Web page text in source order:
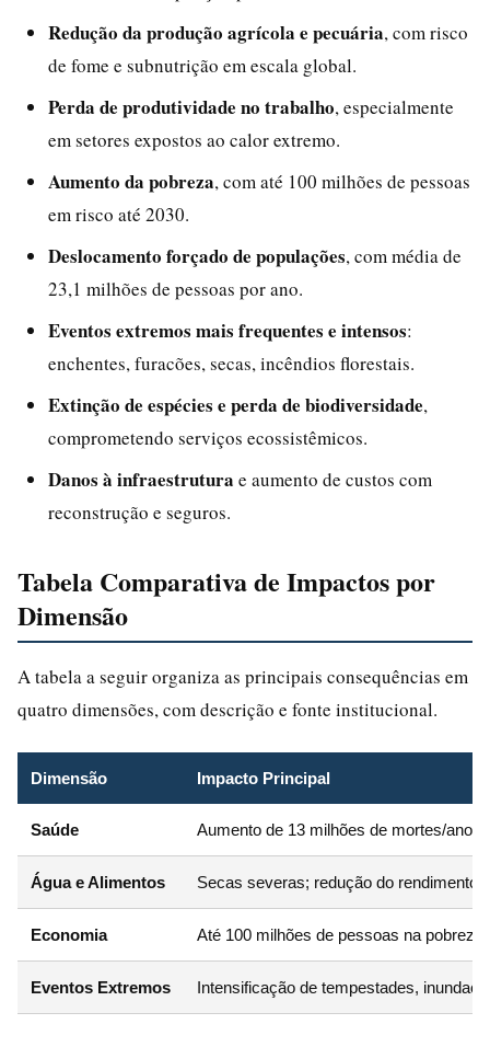
Redução da produção agrícola e pecuária, com risco
de fome e subnutrição em escala global.
Perda de produtividade no trabalho, especialmente
em setores expostos ao calor extremo.
Aumento da pobreza, com até 100 milhões de pessoas
em risco até 2030.
Deslocamento forçado de populações, com média de
23,1 milhões de pessoas por ano.
Eventos extremos mais frequentes e intensos:
enchentes, furacões, secas, incêndios florestais.
Extinção de espécies e perda de biodiversidade,
comprometendo serviços ecossistêmicos.
Danos à infraestrutura e aumento de custos com
reconstrução e seguros.
Tabela Comparativa de Impactos por
Dimensão
A tabela a seguir organiza as principais consequências em
quatro dimensões, com descrição e fonte institucional.
Dimensão Impacto Principal
Saúde Aumento de 13 milhões de mortes/ano
Água e Alimentos Secas severas; redução do rendimento
Economia Até 100 milhões de pessoas na pobreza
Eventos Extremos Intensificação de tempestades,